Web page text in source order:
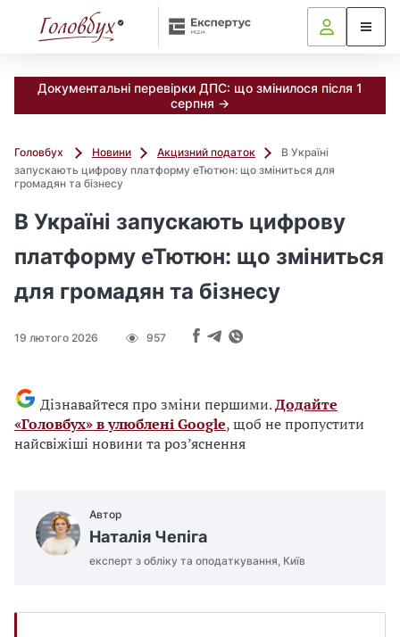
Документальні перевірки ДПС: що змінилося після 1
серпня →
Головбух Новини Акцизний податок
В Україні
запускають цифрову платформу еТютюн: що зміниться для
громадян та бізнесу
В Україні запускають цифрову
платформу еТютюн: що зміниться
для громадян та бізнесу
19 лютого 2026 957
Дізнавайтеся про зміни першими.Додайте
«Головбух» в улюблені Google, щоб не пропустити
найсвіжіші новини та роз’яснення
Автор
Наталія Чепіга
експерт з обліку та оподаткування, Київ